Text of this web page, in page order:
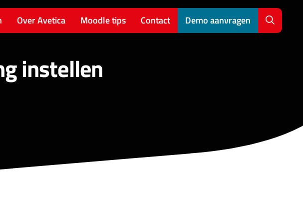
Over Avetica Moodle tips Contact Demo aanvragen
instellen